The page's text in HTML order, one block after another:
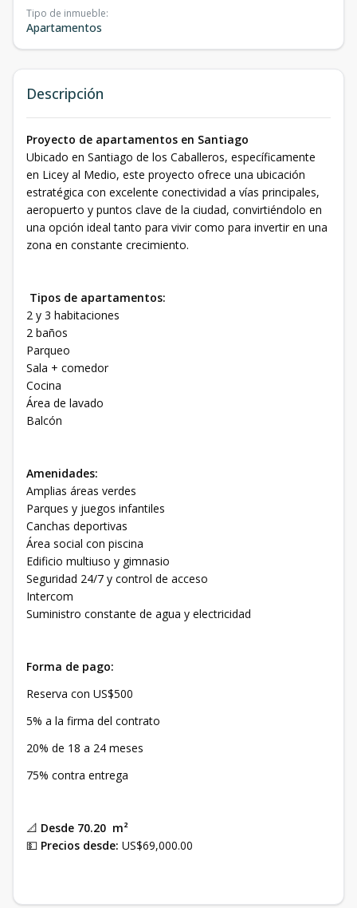
Tipo de inmueble:
Apartamentos
Descripción
Proyecto de apartamentos en Santiago
Ubicado en Santiago de los Caballeros, específicamente
en Licey al Medio, este proyecto ofrece una ubicación
estratégica con excelente conectividad a vías principales,
aeropuerto y puntos clave de la ciudad, convirtiéndolo en
una opción ideal tanto para vivir como para invertir en una
zona en constante crecimiento.
Tipos de apartamentos:
2 y 3 habitaciones
2 baños
Parqueo
Sala + comedor
Cocina
Área de lavado
Balcón
Amenidades:
Amplias áreas verdes
Parques y juegos infantiles
Canchas deportivas
Área social con piscina
Edificio multiuso y gimnasio
Seguridad 24/7 y control de acceso
Intercom
Suministro constante de agua y electricidad
Forma de pago:
Reserva con US$500
5% a la firma del contrato
20% de 18 a 24 meses
75% contra entrega
📐 Desde 70.20 m²
💵 Precios desde: US$69,000.00